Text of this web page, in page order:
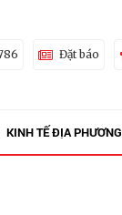
Đặt báo
KINH TẾ ĐỊA PHƯƠNG